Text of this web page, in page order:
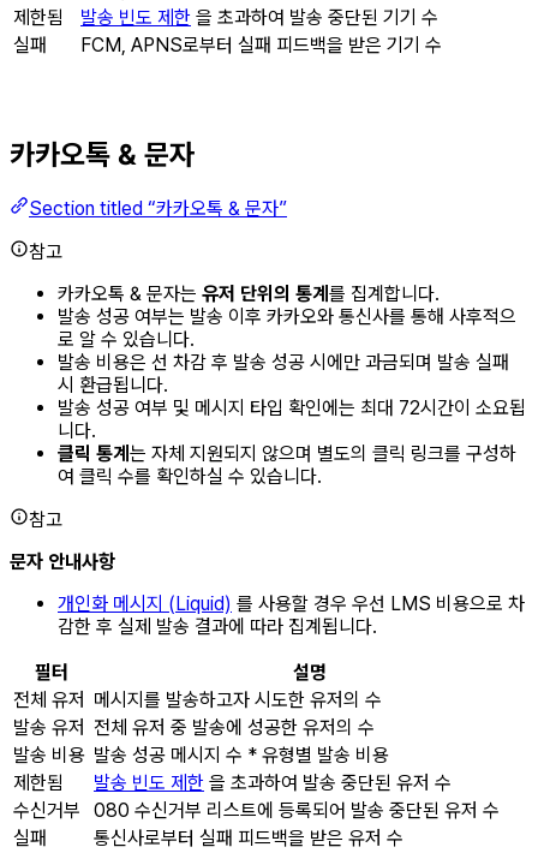
제한됨
발송 빈도 제한 을 초과하여 발송 중단된 기기 수
실패
FCM, APNS로부터 실패 피드백을 받은 기기 수
카카오톡 & 문자
Section titled “카카오톡 & 문자”
참고
카카오톡 & 문자는 유저 단위의 통계 를 집계합니다.
발송 성공 여부는 발송 이후 카카오와 통신사를 통해 사후적으
로 알 수 있습니다.
발송 비용은 선 차감 후 발송 성공 시에만 과금되며 발송 실패
시 환급됩니다.
발송 성공 여부 및 메시지 타입 확인에는 최대 72시간이 소요됩
니다.
클릭 통계 는 자체 지원되지 않으며 별도의 클릭 링크를 구성하
여 클릭 수를 확인하실 수 있습니다.
참고
문자 안내사항
개인화 메시지 (Liquid) 를 사용할 경우 우선 LMS 비용으로 차
감한 후 실제 발송 결과에 따라 집계됩니다.
필터
설명
전체 유저 메시지를 발송하고자 시도한 유저의 수
발송 유저 전체 유저 중 발송에 성공한 유저의 수
발송 비용 발송 성공 메시지 수 * 유형별 발송 비용
제한됨
발송 빈도 제한 을 초과하여 발송 중단된 유저 수
수신거부
080 수신거부 리스트에 등록되어 발송 중단된 유저 수
실패
통신사로부터 실패 피드백을 받은 유저 수